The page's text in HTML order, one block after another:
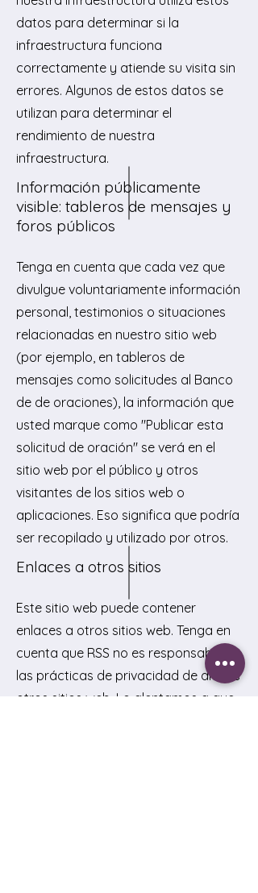
datos para determinar si la
infraestructura funciona
correctamente y atiende su visita sin
errores. Algunos de estos datos se
utilizan para determinar el
rendimiento de nuestra
infraestructura.
Información públicamente
visible: tableros de mensajes y
foros públicos
Tenga en cuenta que cada vez que
divulgue voluntariamente información
personal, testimonios o situaciones
relacionadas en nuestro sitio web
(por ejemplo, en tableros de
mensajes como solicitudes al Banco
de de oraciones), la información que
usted marque como "Publicar esta
solicitud de oración" se verá en el
sitio web por el público y otros
visitantes de los sitios web o
aplicaciones. Eso significa que podría
ser recopilado y utilizado por otros.
Enlaces a otros sitios
Este sitio web puede contener
enlaces a otros sitios web. Tenga en
cuenta que RSS no es responsable de
las prácticas de privacidad de dichos
otros sitios web. Lo alentamos a que